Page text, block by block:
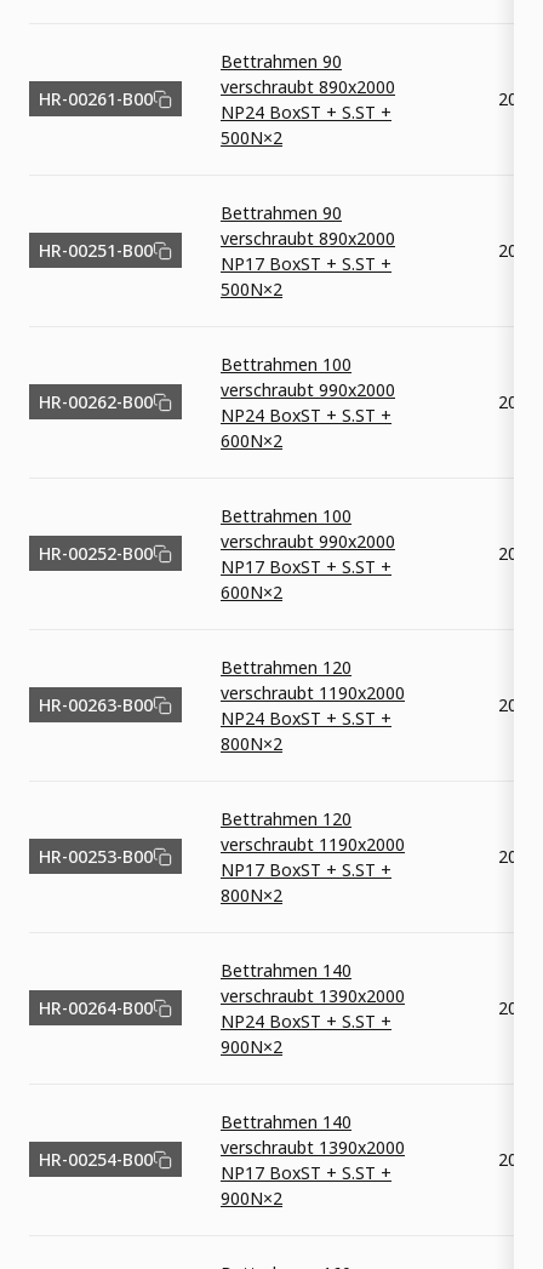
HR-00261-B00
Bettrahmen 90
verschraubt 890x2000
NP24 BoxST + S.ST +
500N×2
2000
HR-00251-B00
Bettrahmen 90
verschraubt 890x2000
NP17 BoxST + S.ST +
500N×2
2000
HR-00262-B00
Bettrahmen 100
verschraubt 990x2000
NP24 BoxST + S.ST +
600N×2
2000
HR-00252-B00
Bettrahmen 100
verschraubt 990x2000
NP17 BoxST + S.ST +
600N×2
2000
HR-00263-B00
Bettrahmen 120
verschraubt 1190x2000
NP24 BoxST + S.ST +
800N×2
2000
HR-00253-B00
Bettrahmen 120
verschraubt 1190x2000
NP17 BoxST + S.ST +
800N×2
2000
HR-00264-B00
Bettrahmen 140
verschraubt 1390x2000
NP24 BoxST + S.ST +
900N×2
2000
HR-00254-B00
Bettrahmen 140
verschraubt 1390x2000
NP17 BoxST + S.ST +
900N×2
2000